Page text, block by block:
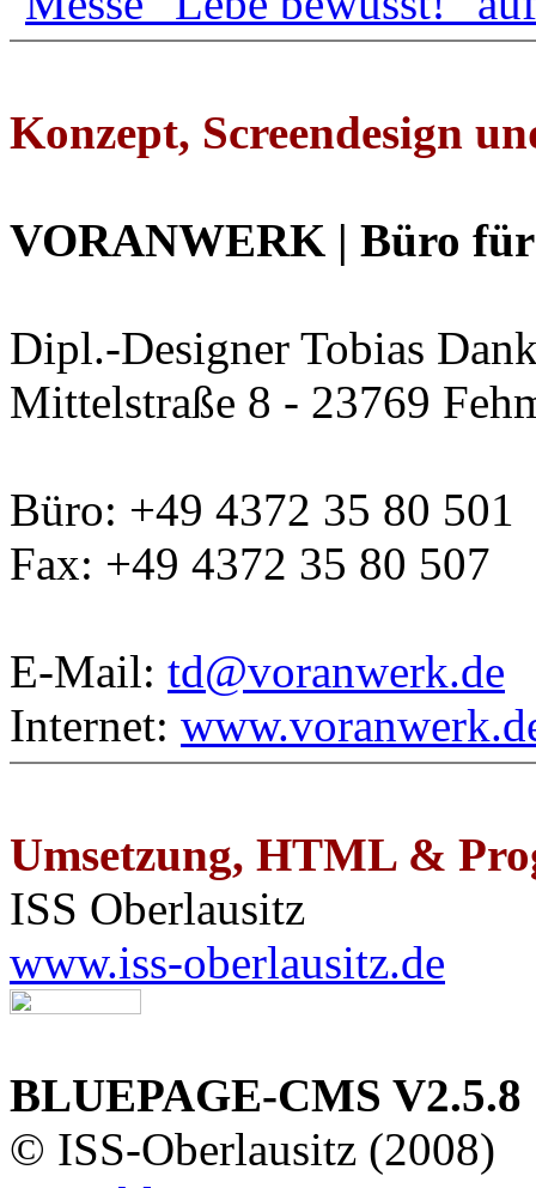
Konzept, Screendesign
VORANWERK | Büro
Dipl.-Designer Tobias
Mittelstraße 8 - 23769
Büro: +49 4372 35 80 501
Fax: +49 4372 35 80 507
E-Mail: td@voranwerk.de
Internet:
Umsetzung, HTML &
ISS Oberlausitz
www.iss-oberlausitz.de
BLUEPAGE-CMS V2.5.8
© ISS-Oberlausitz (2008)